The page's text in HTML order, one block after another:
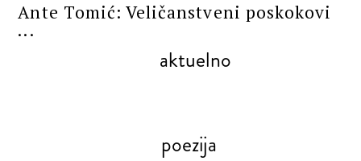
Ante Tomić: Veličanstveni poskokovi
...
aktuelno
poezija